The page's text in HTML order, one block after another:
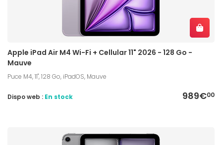
Apple iPad Air M4 Wi-Fi + Cellular 11" 2026 - 128 Go -
Mauve
Puce M4, 11", 128 Go, iPadOS, Mauve
989€00
Dispo web : En stock